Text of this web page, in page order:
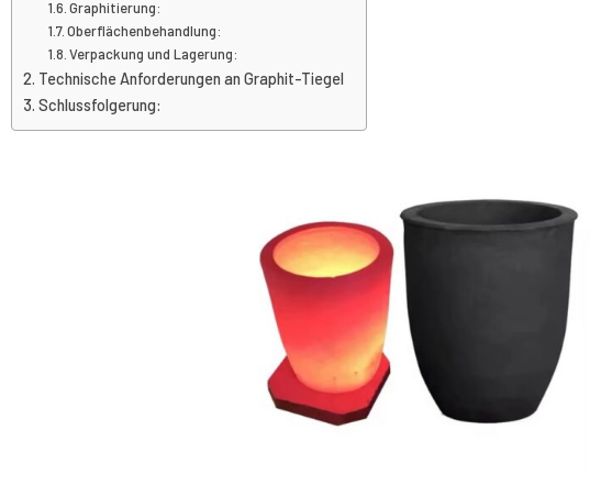
Graphitierung:
Oberflächenbehandlung:
Verpackung und Lagerung:
Technische Anforderungen an Graphit-Tiegel
Schlussfolgerung: